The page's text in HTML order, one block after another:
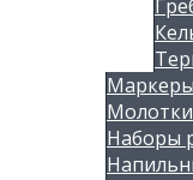
Молотки
Наборы